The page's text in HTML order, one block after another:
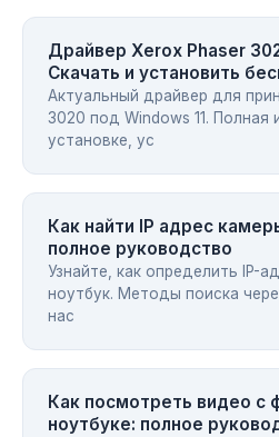
Драйвер Xerox Phaser
Скачать и установить
Актуальный драйвер для
3020 под Windows 11. Полная
установке, ус
Как найти IP адрес
полное руководство
Узнайте, как определить IP-
ноутбук. Методы поиска
нас
Как посмотреть видео с
ноутбуке: полное